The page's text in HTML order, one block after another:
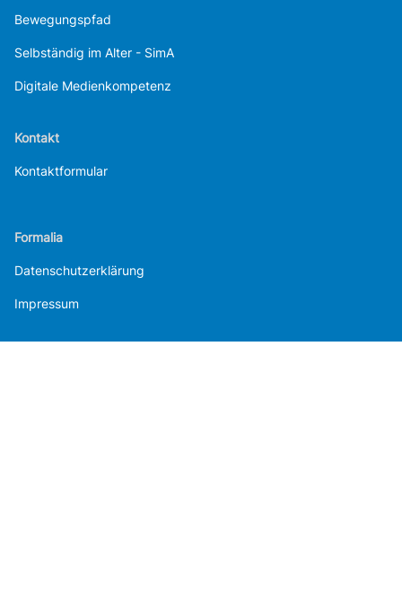
Bewegungspfad
Selbständig im Alter - SimA
Digitale Medienkompetenz
Kontakt
Kontaktformular
Formalia
Datenschutzerklärung
Impressum